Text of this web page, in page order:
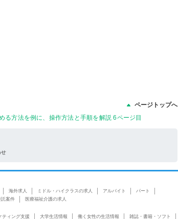
ページトップへ
る方法を例に、操作方法と手順を解説 6ページ目
せ
海外求人 ミドル・ハイクラスの求人 アルバイト
パート
託案件
医療福祉介護の求人
ティング支援 大学生活情報 働く女性の生活情報 雑誌・書籍・ソフト